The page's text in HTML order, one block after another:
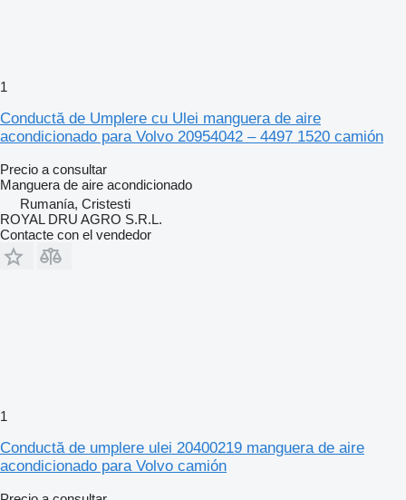
1
Conductă de Umplere cu Ulei manguera de aire
acondicionado para Volvo 20954042 – 4497 1520 camión
Precio a consultar
Manguera de aire acondicionado
Rumanía, Cristesti
ROYAL DRU AGRO S.R.L.
Contacte con el vendedor
1
Conductă de umplere ulei 20400219 manguera de aire
acondicionado para Volvo camión